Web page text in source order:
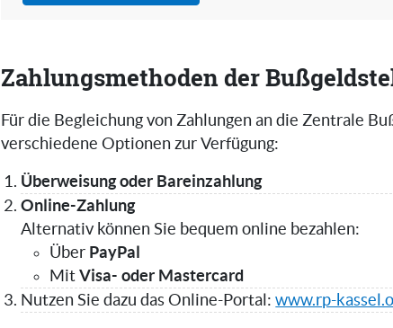
Zahlungsmethoden der
Für die Begleichung von Zahlungen an die Zentrale
verschiedene Optionen zur Verfügung:
Überweisung oder Bareinzahlung
Online-Zahlung
Alternativ können Sie bequem online bezahlen:
Über PayPal
MitVisa- oder Mastercard
Nutzen Sie dazu das Online-Portal:www.rp-